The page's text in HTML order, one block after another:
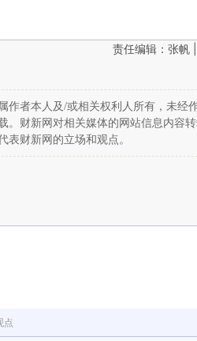
责任编辑：张帆
作者本人及/或相关权利人所有，未经
。财新网对相关媒体的网站信息内容
表财新网的立场和观点。
点